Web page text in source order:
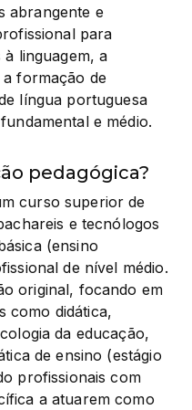
abrangente e
para
linguagem, a
formação de
língua portuguesa
e médio.
pedagógica?
curso superior de
e tecnólogos
(ensino
de nível médio.
original, focando em
como didática,
da educação,
de ensino (estágio
profissionais com
a atuarem como